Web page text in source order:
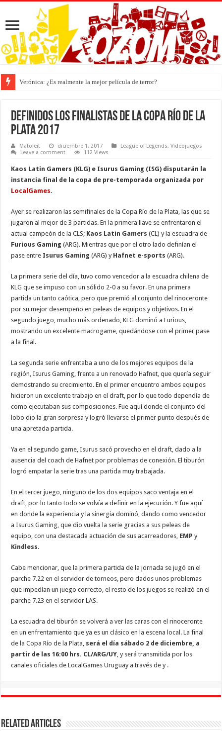
Verónica: ¿Es realmente la mejor película de terror?
Definidos los finalistas de la Copa Río de la
Plata 2017
Matoleit diciembre 1, 2017 League of Legends,Videojuegos
Leave a comment
112 Views
Kaos Latin Gamers (KLG) e Isurus Gaming (ISG) disputarán la
instancia final de la copa de pre-temporada organizada por
LocalGames.
Ayer se realizaron las semifinales de la Copa Río de la Plata, las que se
jugaron al mejor de 3 partidas. En la primera llave se enfrentaron el
actual campeón de la CLS; Kaos Latin Gamers (CL) y la escuadra de
Furious Gaming (ARG). Mientras que por el otro lado definían el
pase entre Isurus Gaming (ARG) y Hafnet e-sports (ARG).
La primera serie del día, tuvo como vencedor a la escuadra chilena de
KLG que se impuso con un sólido 2-0 a su favor. En una primera
partida un tanto caótica, pero que premió al conjunto del rinoceronte
por su mejor desempeño en peleas de equipos y objetivos. En el
segundo juego, mucho más ordenado, KLG dominó a Furious,
mostrando un excelente macrogame, quedándose con el primer pase
a la final.
La segunda serie enfrentaba a uno de los mejores equipos de la
región, Isurus Gaming, frente a un renovado Hafnet, que quería seguir
demostrando su crecimiento. En el primer encuentro ambos equipos
hicieron un excelente trabajo en el draft, por lo que todo dependía de
como ejecutaban sus composiciones. Fue aquí donde el conjunto del
lobo dio la gran sorpresa y logró llevarse el primer punto después de
una apretada partida.
Ya en el segundo game, Isurus sacó provecho en el draft, dado a la
ausencia del coach de Hafnet por problemas de conexión. El tiburón
logró empatar la serie tras una partida muy trabajada.
En el tercer juego, ninguno de los dos equipos saco ventaja en el
draft, por lo tanto todo se volvía a definir en la ejecución. Y fue aquí
en donde la experiencia y la sinergia dominó, dando como vencedor
a Isurus Gaming, que dio vuelta la serie gracias a sus peleas de
equipo, con una destacada actuación de sus acarreadores, EMP y
Kindless.
Cabe mencionar, que la primera partida de la jornada se jugó en el
parche 7.22 en el servidor de torneos, pero dados unos problemas
que impedían un juego correcto, el resto de los juegos se realizó en el
parche 7.23 en el servidor LAS.
La escuadra del tiburón se volverá a ver las caras con el rinoceronte
en un enfrentamiento que ya es un clásico en la escena local. La final
de la Copa Río de la Plata, será el día sábado 2 de diciembre, a
partir de las 16:00 hrs. CL/ARG/UY, y será transmitida por los
canales oficiales de LocalGames Uruguay a través dey .
Related Articles